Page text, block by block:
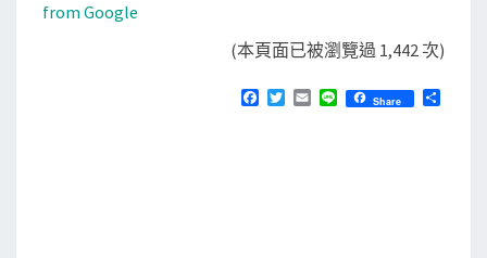
from Google
(本頁面已被瀏覽過 1,442 次)
E
Share